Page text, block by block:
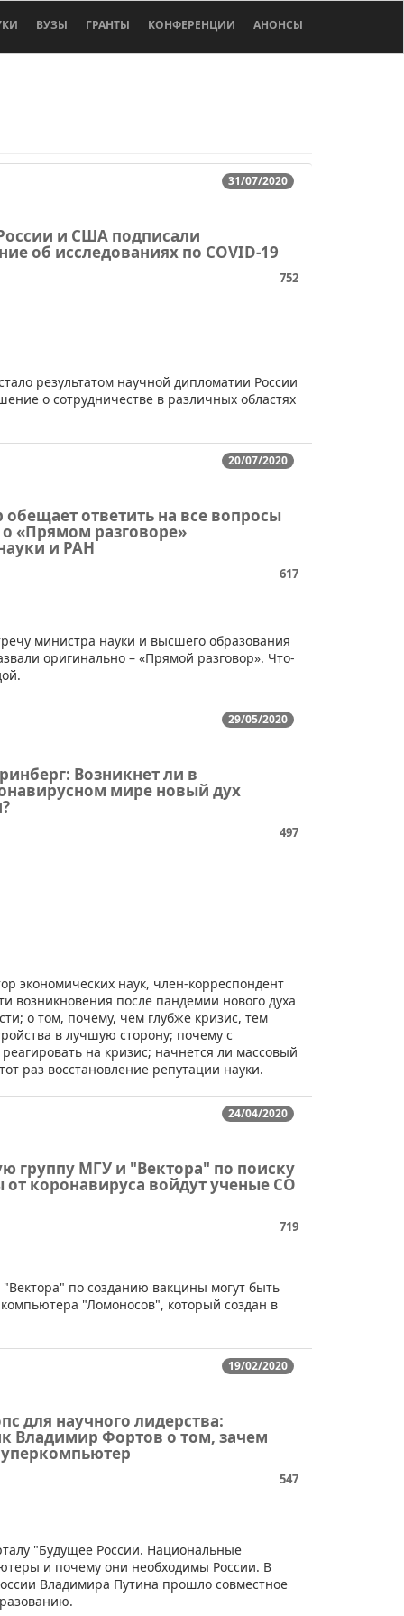
ВУЗЫ ГРАНТЫ КОНФЕРЕНЦИИ АНОНСЫ
31/07/2020
и США подписали
об исследованиях по COVID-19
752
результатом научной дипломатии России
о сотрудничестве в различных областях
20/07/2020
ответить на все вопросы
«Прямом разговоре»
и РАН
617
министра науки и высшего образования
оригинально – «Прямой разговор». Что-
29/05/2020
Возникнет ли в
мире новый дух
497
экономических наук, член-корреспондент
возникновения после пандемии нового духа
о том, почему, чем глубже кризис, тем
в лучшую сторону; почему с
на кризис; начнется ли массовый
раз восстановление репутации науки.
24/04/2020
группу МГУ и "Вектора" по поиску
коронавируса войдут ученые СО
719
по созданию вакцины могут быть
"Ломоносов", который создан в
19/02/2020
для научного лидерства:
Владимир Фортов о том, зачем
547
"Будущее России. Национальные
и почему они необходимы России. В
Владимира Путина прошло совместное